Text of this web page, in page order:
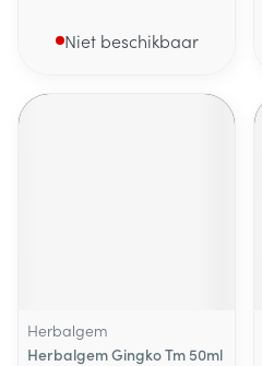
Niet beschikbaar
Herbalgem
Herbalgem Gingko Tm 50ml